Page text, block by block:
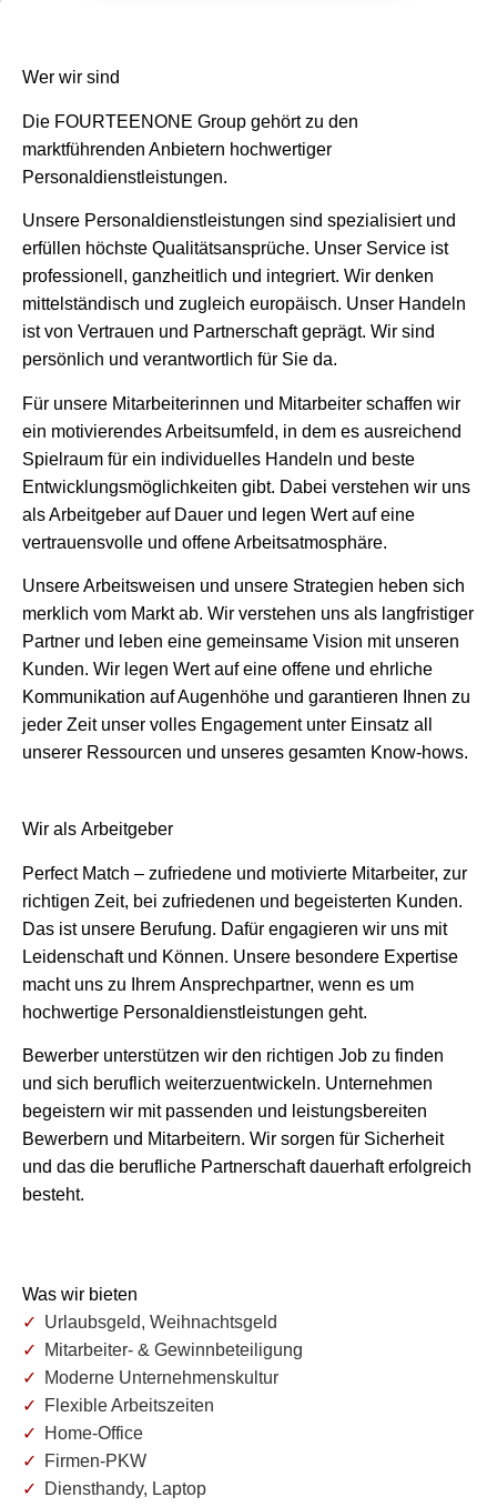
Wer wir sind
Die FOURTEENONE Group gehört zu den
marktführenden Anbietern hochwertiger
Personaldienstleistungen.
Unsere Personaldienstleistungen sind spezialisiert und
erfüllen höchste Qualitätsansprüche. Unser Service ist
professionell, ganzheitlich und integriert. Wir denken
mittelständisch und zugleich europäisch. Unser Handeln
ist von Vertrauen und Partnerschaft geprägt. Wir sind
persönlich und verantwortlich für Sie da.
Für unsere Mitarbeiterinnen und Mitarbeiter schaffen wir
ein motivierendes Arbeitsumfeld, in dem es ausreichend
Spielraum für ein individuelles Handeln und beste
Entwicklungsmöglichkeiten gibt. Dabei verstehen wir uns
als Arbeitgeber auf Dauer und legen Wert auf eine
vertrauensvolle und offene Arbeitsatmosphäre.
Unsere Arbeitsweisen und unsere Strategien heben sich
merklich vom Markt ab. Wir verstehen uns als langfristiger
Partner und leben eine gemeinsame Vision mit unseren
Kunden. Wir legen Wert auf eine offene und ehrliche
Kommunikation auf Augenhöhe und garantieren Ihnen zu
jeder Zeit unser volles Engagement unter Einsatz all
unserer Ressourcen und unseres gesamten Know-hows.
Wir als Arbeitgeber
Perfect Match – zufriedene und motivierte Mitarbeiter, zur
richtigen Zeit, bei zufriedenen und begeisterten Kunden.
Das ist unsere Berufung. Dafür engagieren wir uns mit
Leidenschaft und Können. Unsere besondere Expertise
macht uns zu Ihrem Ansprechpartner, wenn es um
hochwertige Personaldienstleistungen geht.
Bewerber unterstützen wir den richtigen Job zu finden
und sich beruflich weiterzuentwickeln. Unternehmen
begeistern wir mit passenden und leistungsbereiten
Bewerbern und Mitarbeitern. Wir sorgen für Sicherheit
und das die berufliche Partnerschaft dauerhaft erfolgreich
besteht.
Was wir bieten
Urlaubsgeld, Weihnachtsgeld
Mitarbeiter- & Gewinnbeteiligung
Moderne Unternehmenskultur
Flexible Arbeitszeiten
Home-Office
Firmen-PKW
Diensthandy, Laptop